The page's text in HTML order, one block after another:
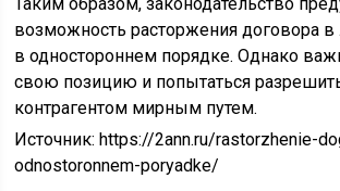
возможность расторжения договора
в одностороннем порядке. Однако
свою позицию и попытаться
контрагентом мирным путем.
Источник:https://2ann.ru/rastorzhenie-
odnostoronnem-poryadke/